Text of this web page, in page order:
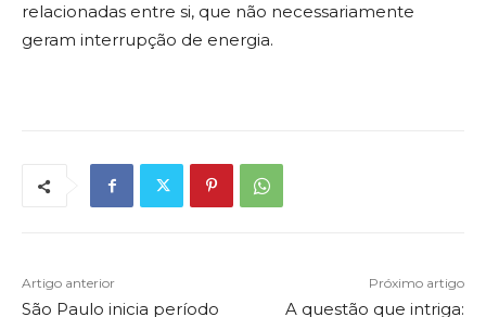
relacionadas entre si, que não necessariamente
geram interrupção de energia.
Artigo anterior
São Paulo inicia período
Próximo artigo
A questão que intriga: